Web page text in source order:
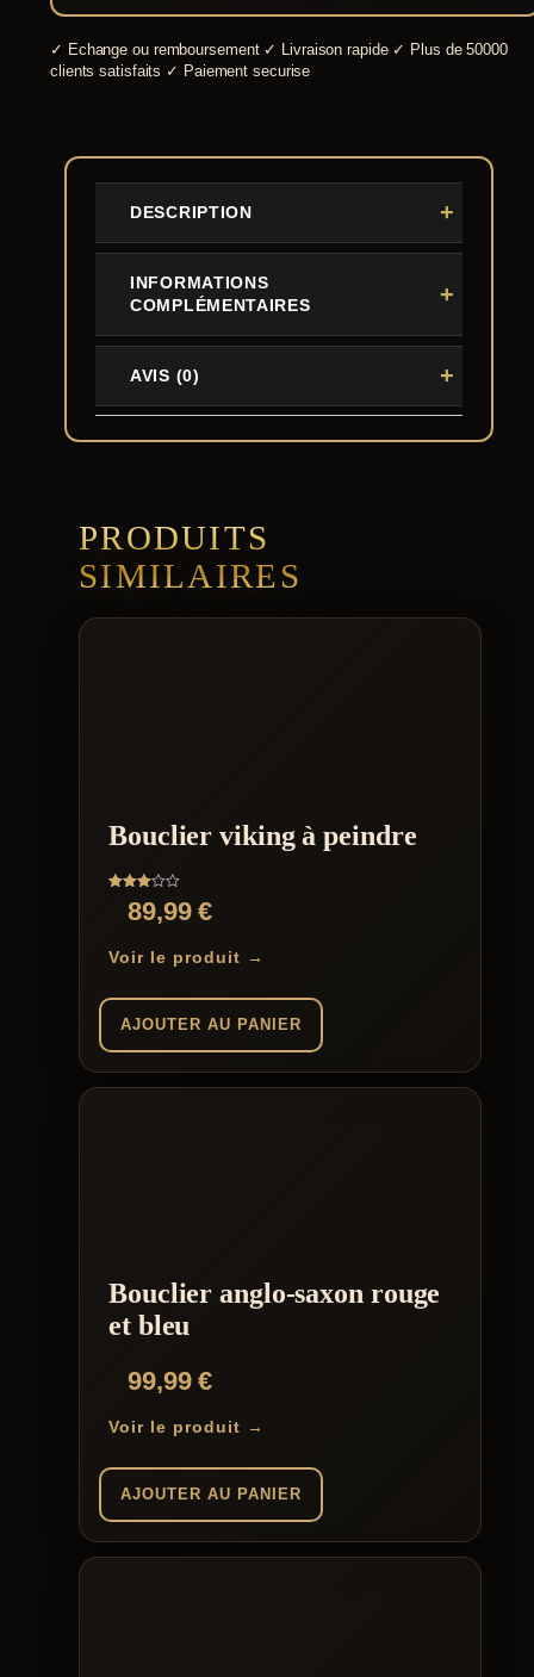
✓ Echange ou remboursement ✓ Livraison rapide ✓ Plus de 50000
clients satisfaits ✓ Paiement securise
DESCRIPTION
INFORMATIONS
COMPLÉMENTAIRES
AVIS (0)
PRODUITS
SIMILAIRES
Bouclier viking à peindre
Note
3.0089,99€
Voir le produit →
AJOUTER AU PANIER
Bouclier anglo-saxon rouge
et bleu
99,99€
Voir le produit →
AJOUTER AU PANIER